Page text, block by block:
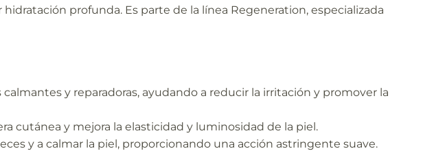
profunda. Es parte de la línea Regeneration, especializada
calmantes y reparadoras, ayudando a reducir la irritación y promover la
cutánea y mejora la elasticidad y luminosidad de la piel.
y a calmar la piel, proporcionando una acción astringente suave.